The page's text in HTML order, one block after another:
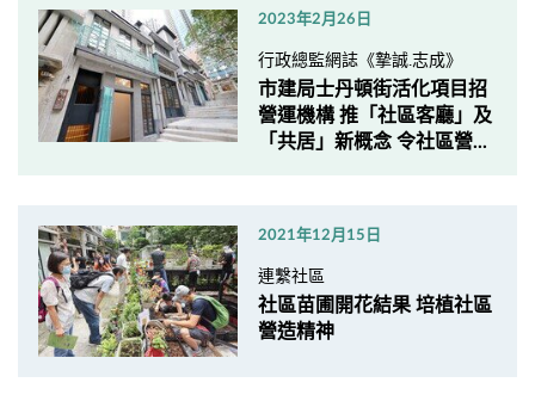
2023年2月26日
行政總監網誌《摯誠.志成》
市建局士丹頓街活化項目招
營運機構 推「社區客廳」及
「共居」新概念 令社區營...
2021年12月15日
連繫社區
社區苗圃開花結果 培植社區
營造精神